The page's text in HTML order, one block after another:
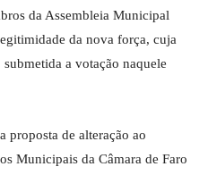
da Assembleia Municipal
da nova força, cuja
a votação naquele
proposta de alteração ao
Municipais da Câmara de Faro